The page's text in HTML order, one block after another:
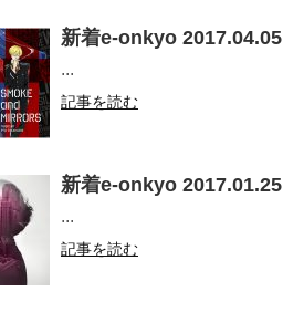
新着e-onkyo 2017.04.05
...
記事を読む
新着e-onkyo 2017.01.25
...
記事を読む